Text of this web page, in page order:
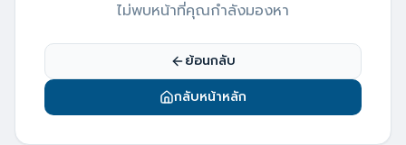
ไม่พบหน้าที่คุณกำลังมองหา
ย้อนกลับ
กลับหน้าหลัก